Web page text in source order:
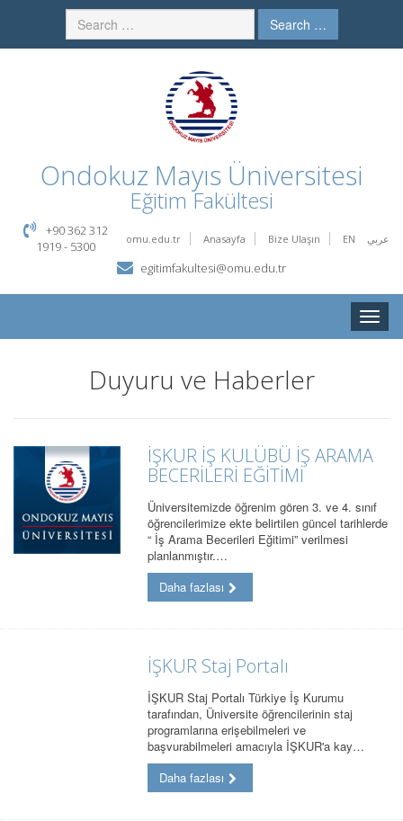
Search …
Ondokuz Mayıs Üniversitesi
Eğitim Fakültesi
omu.edu.tr Anasayfa Bize Ulaşın EN عربي
+90 362 312
1919 - 5300
egitimfakultesi@omu.edu.tr
Toggle
Duyuru ve Haberler
İŞKUR İŞ KULÜBÜ İŞ ARAMA
BECERİLERİ EĞİTİMİ
Üniversitemizde öğrenim gören 3. ve 4. sınıf
öğrencilerimize ekte belirtilen güncel tarihlerde
“ İş Arama Becerileri Eğitimi” verilmesi
planlanmıştır.…
Daha fazlası
İŞKUR Staj Portalı
İŞKUR Staj Portalı Türkiye İş Kurumu
tarafından, Üniversite öğrencilerinin staj
programlarına erişebilmeleri ve
başvurabilmeleri amacıyla İŞKUR'a kay…
Daha fazlası